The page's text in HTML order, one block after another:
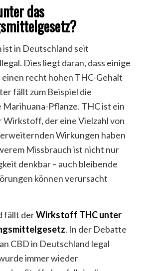
das
ist in Deutschland seit
Dies liegt daran, dass einige
recht hohen THC-Gehalt
fällt zum Beispiel die
Pflanze. THC ist ein
Wirkstoff, der eine Vielzahl von
Wirkungen haben
Missbrauch ist nicht nur
denkbar – auch bleibende
können verursacht
fällt derWirkstoff THC unter
. In der Debatte
CBD in Deutschland legal
immer wieder